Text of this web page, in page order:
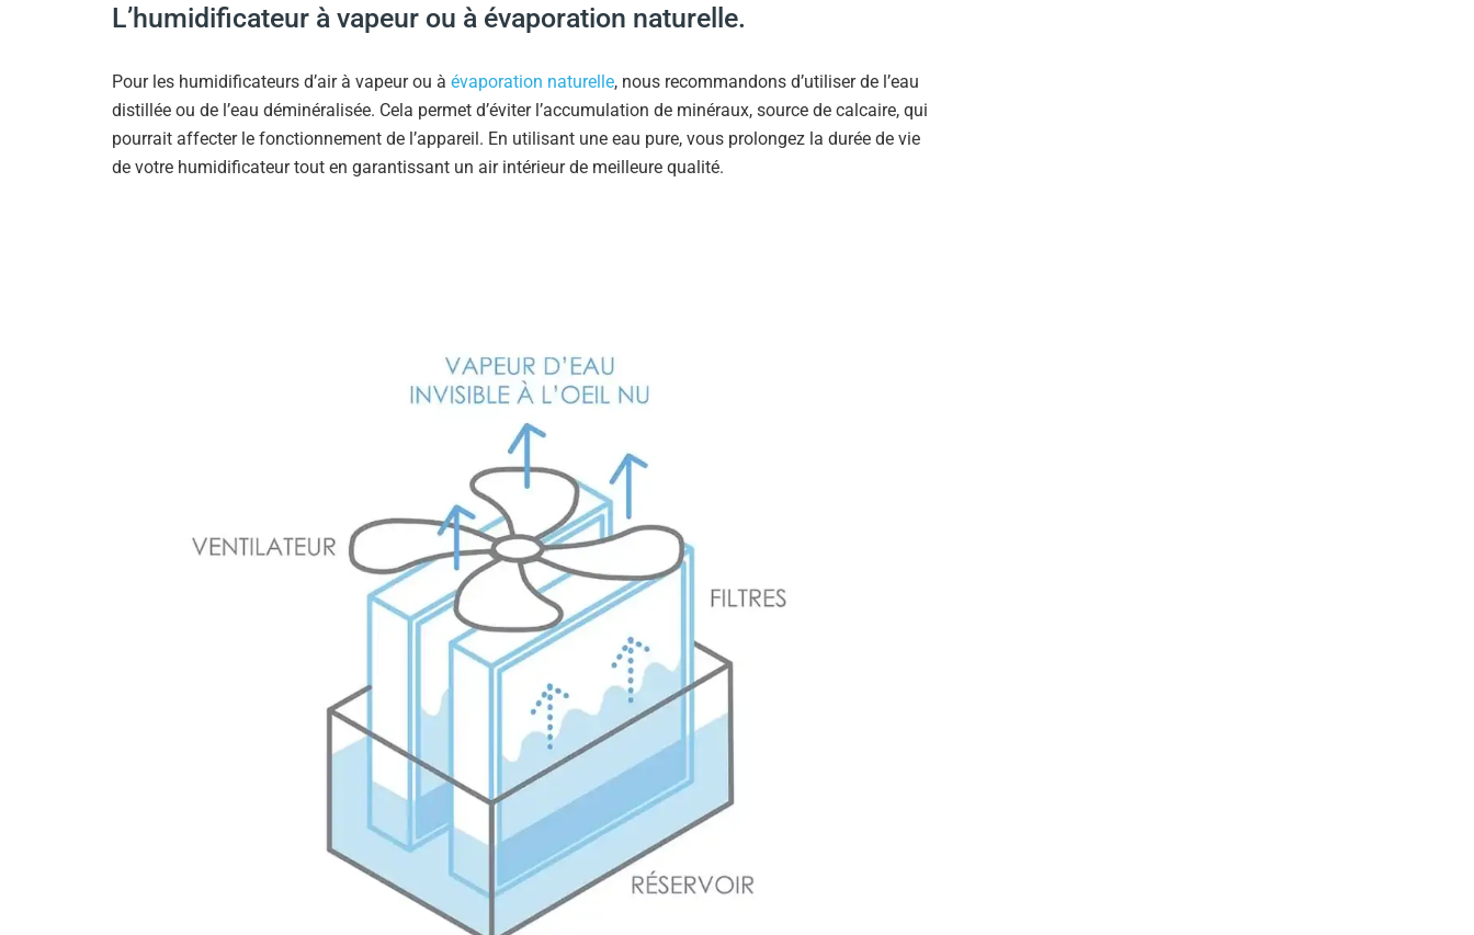
L’humidificateur à vapeur ou à évaporation naturelle.
Pour les humidificateurs d’air à vapeur ou à évaporation naturelle, nous recommandons d’utiliser de l’eau
distillée ou de l’eau déminéralisée. Cela permet d’éviter l’accumulation de minéraux, source de calcaire, qui
pourrait affecter le fonctionnement de l’appareil. En utilisant une eau pure, vous prolongez la durée de vie
de votre humidificateur tout en garantissant un air intérieur de meilleure qualité.